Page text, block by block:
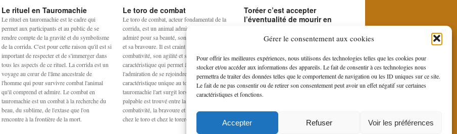
Gérer le consentement aux cookies
Pour offrir les meilleures expériences, nous utilisons des technologies telles que les cookies pour
stocker et/ou accéder aux informations des appareils. Le fait de consentir à ces technologies nous
permettra de traiter des données telles que le comportement de navigation ou les ID uniques sur ce site.
Le fait de ne pas consentir ou de retirer son consentement peut avoir un effet négatif sur certaines
caractéristiques et fonctions.
Accepter Refuser Voir les préférences
Le rituel en Tauromachie
Le rituel en tauromachie est le cadre qui
permet aux participants et au public de se
rendre compte de la gravité et du symbolisme
de la corrida. C'est pour cette raison qu'il est si
important de respecter et de s'immerger dans
tous les aspects de ce rituel. La corrida est un
voyage au cœur de l'âme ancestrale de
l'homme qui pour survivre combat l'animal
qu'il comprend et admire. Le combat en
tauromachie est un combat à la recherche du
beau, du sublime, de l'extase que l'on
rencontre à la frontière de la mort.
Le toro de combat
Le toro de combat, acteur fondamental de la
corrida, est un animal admiré et craint. Il est
admiré pour sa beauté, son harmonie physique
et sa bravoure. Il est craint pour sa
combativité, son agilité et sa force. La
caractéristique qui permet à la crainte et à
l'admiration de se rejoindre est la noblesse,
caractéristique unique au toro de combat. En
tauromachie l'art surgit lorsqu'un équilibre
palpable est trouvé entre la peur, la force, la
combativité, la bravoure et la noblesse à la fois
chez le toro et chez le torero.
Toréer c’est accepter
l’éventualité de mourir en
Le matador accepte en toréant l'éventualité de
beau et du sublime que le contraste entre la
force et la bravoure du toro et la douce
gestuelle du toreo, fait naître du rituel de la
corrida.